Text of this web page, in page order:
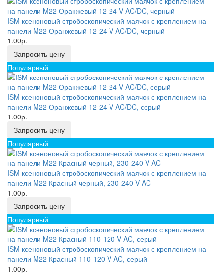
ISM ксеноновый стробоскопический маячок с креплением на
панели M22 Оранжевый 12-24 V AC/DC, черный
1.00р.
Запросить цену
Популярный
ISM ксеноновый стробоскопический маячок с креплением на
панели M22 Оранжевый 12-24 V AC/DC, серый
1.00р.
Запросить цену
Популярный
ISM ксеноновый стробоскопический маячок с креплением на
панели M22 Красный черный, 230-240 V AC
1.00р.
Запросить цену
Популярный
ISM ксеноновый стробоскопический маячок с креплением на
панели M22 Красный 110-120 V AC, серый
1.00р.